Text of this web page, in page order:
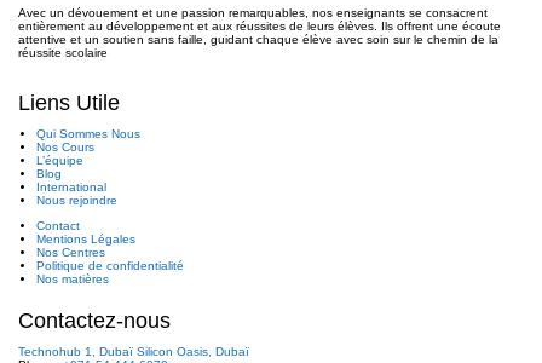
Avec un dévouement et une passion remarquables, nos enseignants se consacrent
entièrement au développement et aux réussites de leurs élèves. Ils offrent une écoute
attentive et un soutien sans faille, guidant chaque élève avec soin sur le chemin de la
réussite scolaire
Liens Utile
Qui Sommes Nous
Nos Cours
L’équipe
Blog
International
Nous rejoindre
Contact
Mentions Légales
Nos Centres
Politique de confidentialité
Nos matières
Contactez-nous
Technohub 1, Dubaï Silicon Oasis, Dubaï